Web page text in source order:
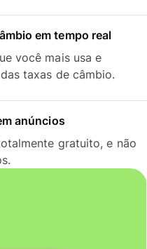
em tempo real
você mais usa e
taxas de câmbio.
anúncios
gratuito, e não